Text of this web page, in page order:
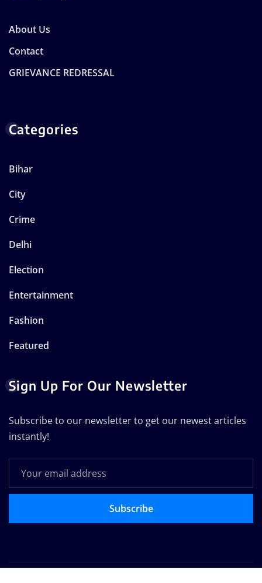
About Us
Contact
GRIEVANCE REDRESSAL
Categories
Bihar
City
Crime
Delhi
Election
Entertainment
Fashion
Featured
Sign Up For Our Newsletter
Subscribe to our newsletter to get our newest articles
instantly!
Subscribe